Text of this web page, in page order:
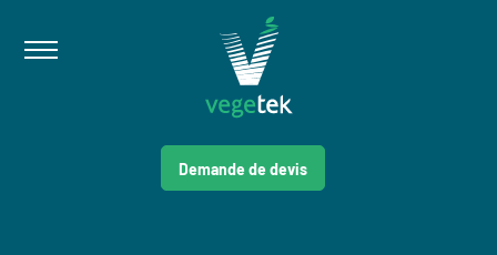
Demande de devis